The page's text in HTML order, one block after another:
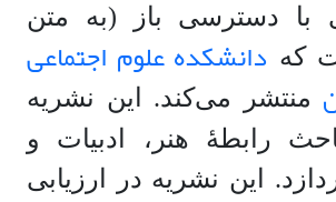
با دسترسی باز (به متن
که دانشکده علوم اجتماعی
منتشر می‌کند. این نشریه
رابطۀ هنر، ادبیات و
این نشریه در ارزیابی